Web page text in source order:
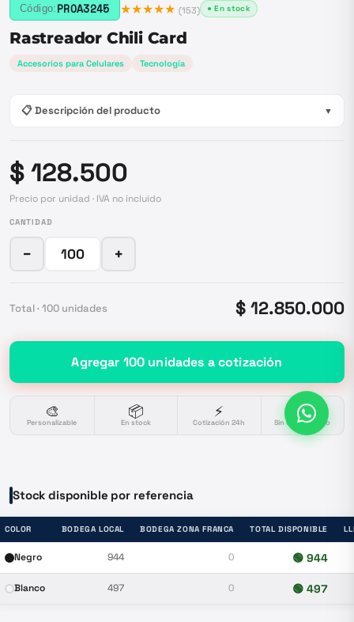
Código: PROA3245 ★★★★★ (153) ● En stock
Rastreador Chili Card
Accesorios para Celulares Tecnología
📋 Descripción del producto ▼
$ 128.500
Precio por unidad · IVA no incluido
CANTIDAD
− +
Total · 100 unidades $ 12.850.000
Agregar 100 unidades a cotización
🎨
Personalizable
📦
En stock
⚡
Cotización 24h
🔒
Sin compromiso
Stock disponible por referencia
COLOR BODEGA LOCAL BODEGA ZONA FRANCA TOTAL DISPONIBLE
Negro 944 0 🟢 944
Blanco 497 0 🟢 497